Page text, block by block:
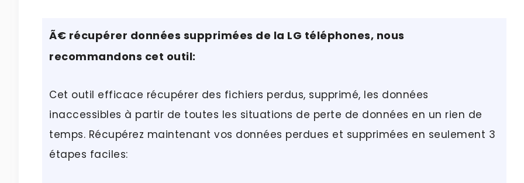
Ã€ récupérer données supprimées de la LG téléphones, nous
recommandons cet outil:
Cet outil efficace récupérer des fichiers perdus, supprimé, les données
inaccessibles à partir de toutes les situations de perte de données en un rien de
temps. Récupérez maintenant vos données perdues et supprimées en seulement 3
étapes faciles: